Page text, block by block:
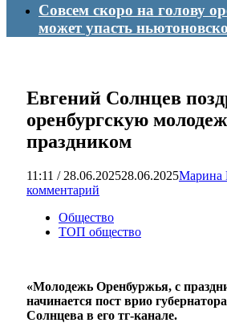
Совсем скоро на голову
может упасть
Евгений Солнцев
оренбургскую
праздником
11:11 / 28.06.202528.06.2025Марина
комментарий
Общество
ТОП общество
«Молодежь Оренбуржья, с
начинается пост врио
Солнцева в его тг-канале.